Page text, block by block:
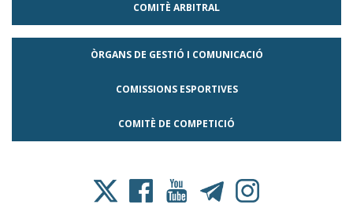
COMITÈ ARBITRAL
ÒRGANS DE GESTIÓ I COMUNICACIÓ
COMISSIONS ESPORTIVES
COMITÈ DE COMPETICIÓ